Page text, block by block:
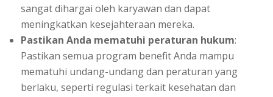
sangat dihargai oleh karyawan dan dapat
meningkatkan kesejahteraan mereka.
Pastikan Anda mematuhi peraturan hukum:
Pastikan semua program benefitAnda mampu
mematuhi undang-undang dan peraturan yang
berlaku, seperti regulasi terkait kesehatan dan